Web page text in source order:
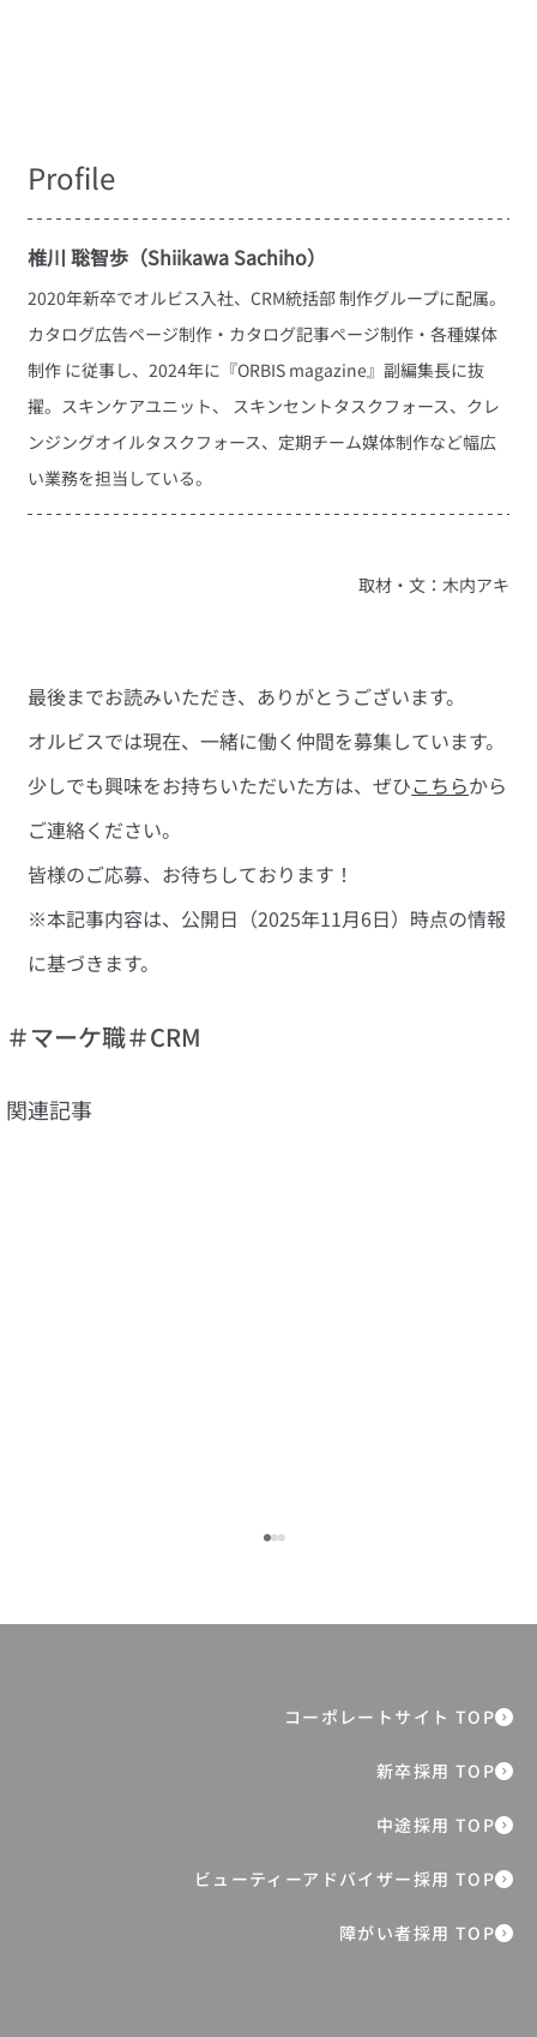
Profile
椎川 聡智歩（Shiikawa Sachiho）
2020年新卒でオルビス入社、CRM統括部 制作グループに配属。
カタログ広告ページ制作・カタログ記事ページ制作・各種媒体
制作 に従事し、2024年に『ORBIS magazine』副編集長に抜
擢。スキンケアユニット、 スキンセントタスクフォース、クレ
ンジングオイルタスクフォース、定期チーム媒体制作など幅広
い業務を担当している。
取材・文：木内アキ
最後までお読みいただき、ありがとうございます。
オルビスでは現在、一緒に働く仲間を募集しています。
少しでも興味をお持ちいただいた方は、ぜひこちらから
ご連絡ください。
皆様のご応募、お待ちしております！
※本記事内容は、公開日（2025年11月6日）時点の情報
に基づきます。
＃マーケ職＃CRM
関連記事
2024年新卒社員のリアルな声。化粧品と
した理由とは
障がい者採用 TOP